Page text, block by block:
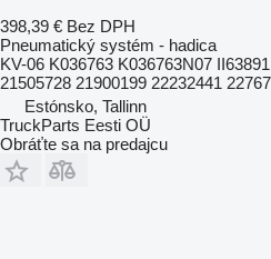
398,39 € Bez DPH
Pneumatický systém - hadica
KV-06 K036763 K036763N07
21505728 21900199 22232441
Estónsko, Tallinn
TruckParts Eesti OÜ
Obráťte sa na predajcu